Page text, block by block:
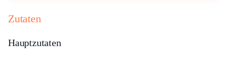
Zutaten
Hauptzutaten